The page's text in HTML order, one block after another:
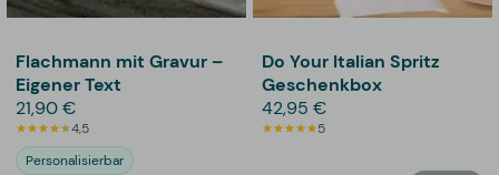
Flachmann mit Gravur –
Eigener Text
21,90 €
4,5
Personalisierbar
Do Your Italian Spritz
Geschenkbox
42,95 €
5